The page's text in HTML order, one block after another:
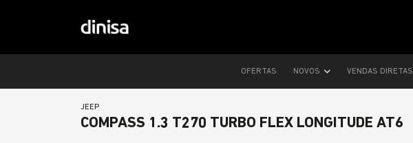
OFERTAS NOVOS VENDAS DIRETAS
JEEP
COMPASS 1.3 T270 TURBO FLEX LONGITUDE AT6